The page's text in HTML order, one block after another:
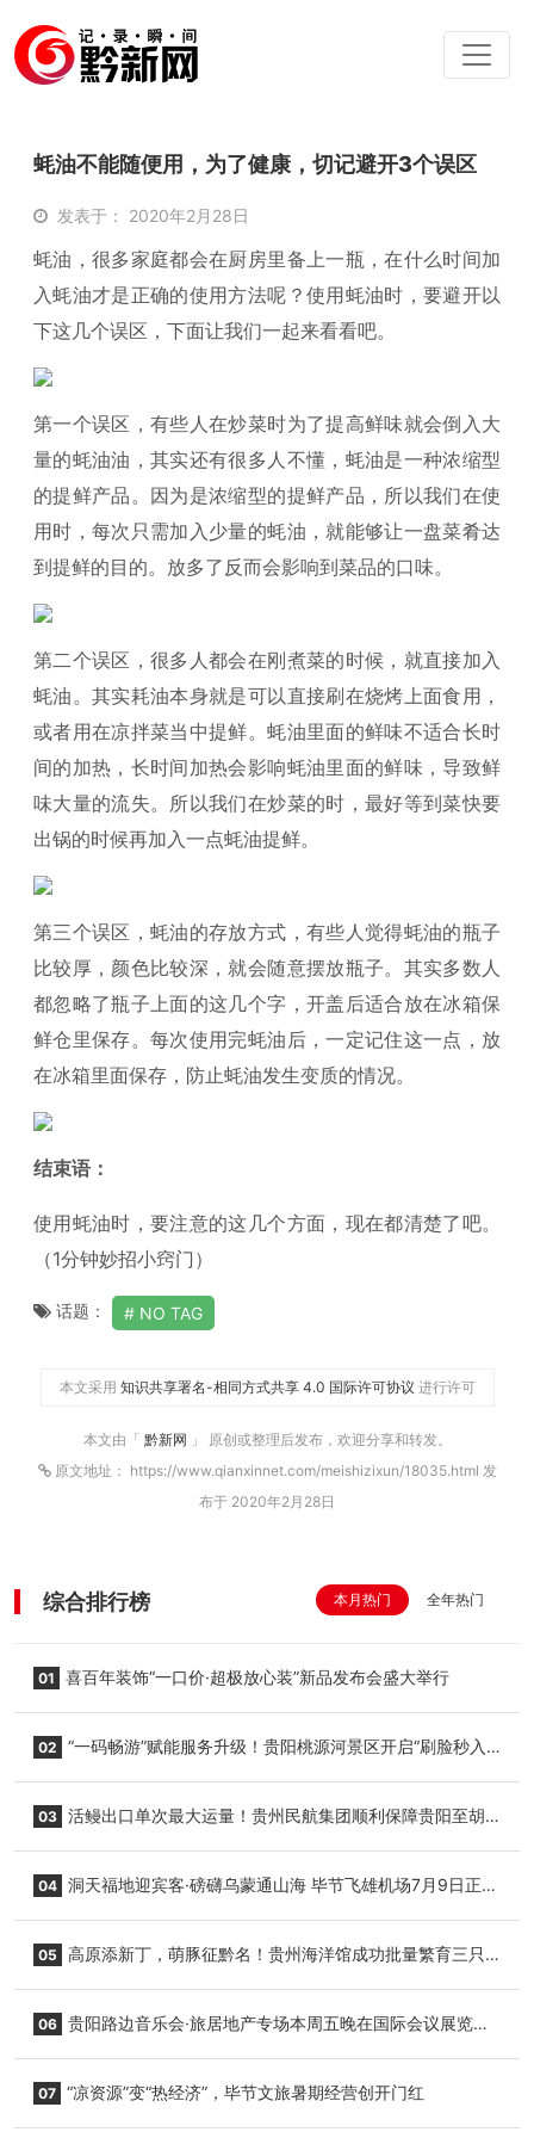
蚝油不能随便用，为了健康，切记避开3个误区
发表于： 2020年2月28日
蚝油，很多家庭都会在厨房里备上一瓶，在什么时间加
入蚝油才是正确的使用方法呢？使用蚝油时，要避开以
下这几个误区，下面让我们一起来看看吧。
第一个误区，有些人在炒菜时为了提高鲜味就会倒入大
量的蚝油油，其实还有很多人不懂，蚝油是一种浓缩型
的提鲜产品。因为是浓缩型的提鲜产品，所以我们在使
用时，每次只需加入少量的蚝油，就能够让一盘菜肴达
到提鲜的目的。放多了反而会影响到菜品的口味。
第二个误区，很多人都会在刚煮菜的时候，就直接加入
蚝油。其实耗油本身就是可以直接刷在烧烤上面食用，
或者用在凉拌菜当中提鲜。蚝油里面的鲜味不适合长时
间的加热，长时间加热会影响蚝油里面的鲜味，导致鲜
味大量的流失。所以我们在炒菜的时，最好等到菜快要
出锅的时候再加入一点蚝油提鲜。
第三个误区，蚝油的存放方式，有些人觉得蚝油的瓶子
比较厚，颜色比较深，就会随意摆放瓶子。其实多数人
都忽略了瓶子上面的这几个字，开盖后适合放在冰箱保
鲜仓里保存。每次使用完蚝油后，一定记住这一点，放
在冰箱里面保存，防止蚝油发生变质的情况。
结束语：
使用蚝油时，要注意的这几个方面，现在都清楚了吧。
（1分钟妙招小窍门）
话题： NO TAG
本文采用 知识共享署名-相同方式共享 4.0 国际许可协议 进行许可
本文由「 黔新网 」 原创或整理后发布，欢迎分享和转发。
原文地址： https://www.qianxinnet.com/meishizixun/18035.html 发
布于 2020年2月28日
综合排行榜 本月热门 全年热门
01 喜百年装饰“一口价·超极放心装”新品发布会盛大举行
02 “一码畅游”赋能服务升级！贵阳桃源河景区开启“刷脸秒入
03 活鳗出口单次最大运量！贵州民航集团顺利保障贵阳至胡
04 洞天福地迎宾客·磅礴乌蒙通山海 毕节飞雄机场7月9日正式
05 高原添新丁，萌豚征黔名！贵州海洋馆成功批量繁育三只
06 贵阳路边音乐会·旅居地产专场本周五晚在国际会议展览中
07 “凉资源”变“热经济”，毕节文旅暑期经营创开门红